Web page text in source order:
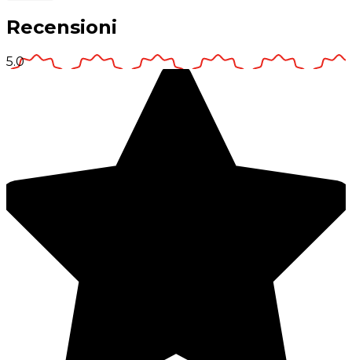
Recensioni
5.0